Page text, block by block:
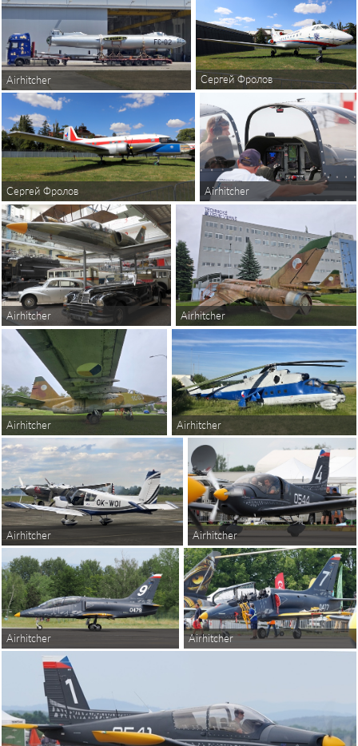
Airhitcher Сергей Фролов
Сергей Фролов Airhitcher
Airhitcher Airhitcher
Airhitcher Airhitcher
Airhitcher Airhitcher
Airhitcher Airhitcher